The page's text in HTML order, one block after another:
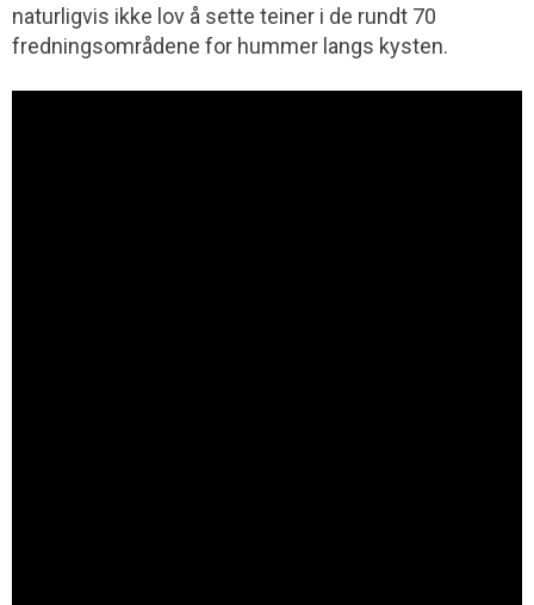
naturligvis ikke lov å sette teiner i de rundt 70
fredningsområdene for hummer langs kysten.